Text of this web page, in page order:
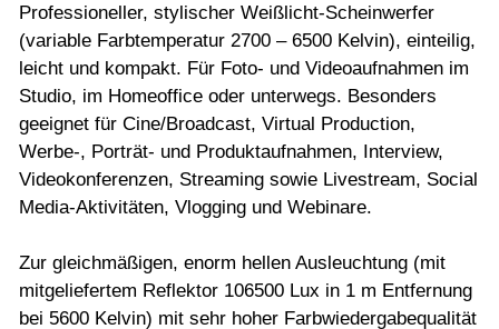
Professioneller, stylischer Weißlicht-Scheinwerfer
(variable Farbtemperatur 2700 – 6500 Kelvin), einteilig,
leicht und kompakt. Für Foto- und Videoaufnahmen im
Studio, im Homeoffice oder unterwegs. Besonders
geeignet für Cine/Broadcast, Virtual Production,
Werbe-, Porträt- und Produktaufnahmen, Interview,
Videokonferenzen, Streaming sowie Livestream, Social
Media-Aktivitäten, Vlogging und Webinare.
Zur gleichmäßigen, enorm hellen Ausleuchtung (mit
mitgeliefertem Reflektor 106500 Lux in 1 m Entfernung
bei 5600 Kelvin) mit sehr hoher Farbwiedergabequalität